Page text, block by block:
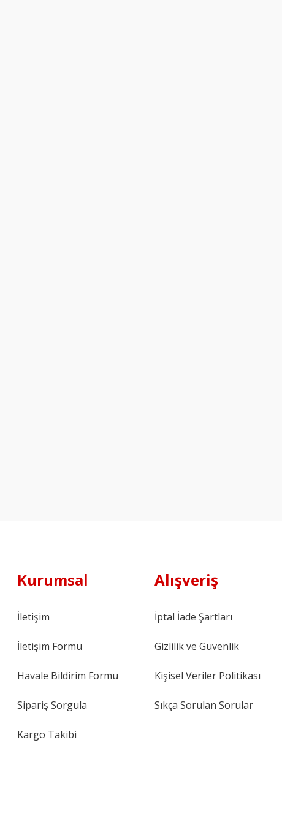
Kurumsal
İletişim
İletişim Formu
Havale Bildirim Formu
Sipariş Sorgula
Kargo Takibi
Alışveriş
İptal İade Şartları
Gizlilik ve Güvenlik
Kişisel Veriler Politikası
Sıkça Sorulan Sorular